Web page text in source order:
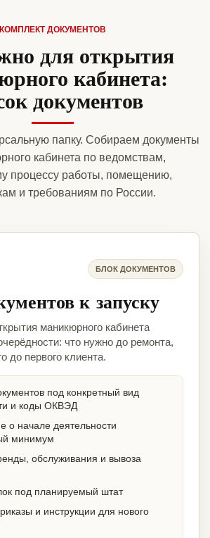
КОМПЛЕКТ ДОКУМЕНТОВ
для открытия
кабинета:
документов
папку. Собираем документы
кабинета по ведомствам,
процессу работы, помещению,
и требованиям по России.
БЛОК ДОКУМЕНТОВ
к запуску
маникюрного кабинета
что нужно до ремонта,
до первого клиента.
под конкретный вид
и коды ОКВЭД
о начале деятельности
минимум
обслуживания и вывоза
под планируемый штат
и инструкции для нового